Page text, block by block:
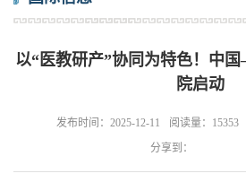
以“医教研产”协同为特色！中
院启动
发布时间：2025-12-11 阅读量：15353
分享到：